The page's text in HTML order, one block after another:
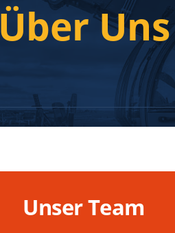
Über Uns
Unser Team